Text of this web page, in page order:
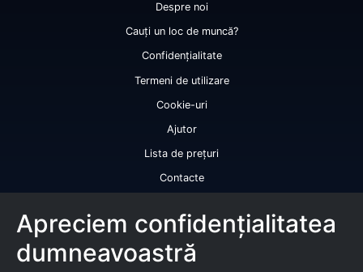
Despre noi
Cauți un loc de muncă?
Confidențialitate
Termeni de utilizare
Cookie-uri
Ajutor
Lista de prețuri
Contacte
Serviciile noastre
Rating de credit
Apreciem confidențialitatea
dumneavoastră